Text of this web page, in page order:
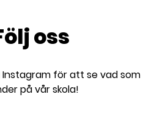
oss
Instagram för att se vad som
på vår skola!